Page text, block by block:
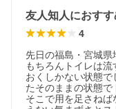
友人知人におすす
4
先日の福島・宮城県
もちろんトイレは
おくしかない状態
たそのままの状態
そこで用を足さね